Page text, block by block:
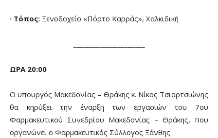
· Τόπος: Ξενοδοχείο «Πόρτο Καρράς», Χαλκιδική
ΩΡΑ 20:00
Ο υπουργός Μακεδονίας – Θράκης κ. Νίκος Τσιαρτσιώνης
θα κηρύξει την έναρξη των εργασιών του 7ου
Φαρμακευτικού Συνεδρίου Μακεδονίας – Θράκης, που
οργανώνει ο Φαρμακευτικός Σύλλογος Ξάνθης.